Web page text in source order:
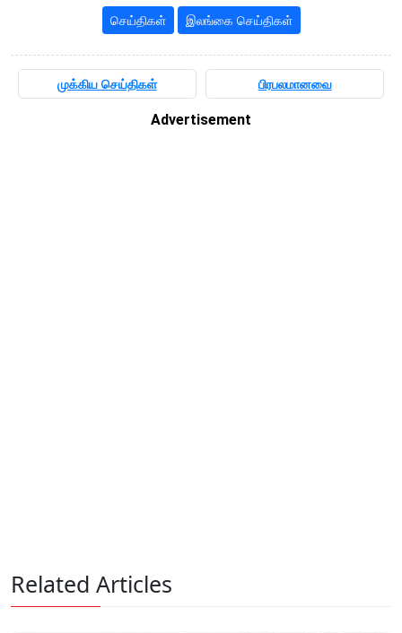
செய்திகள் இலங்கை செய்திகள்
முக்கிய செய்திகள் பிரபலமானவை
Advertisement
Related Articles